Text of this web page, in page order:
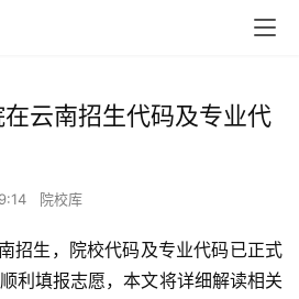
云南招生代码及专业代
院校库
利填报志愿，本文将详细解读相关